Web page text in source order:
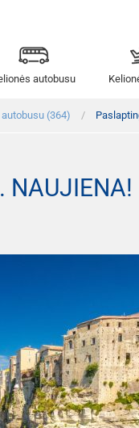
autobusu
(364)
NAUJIENA!